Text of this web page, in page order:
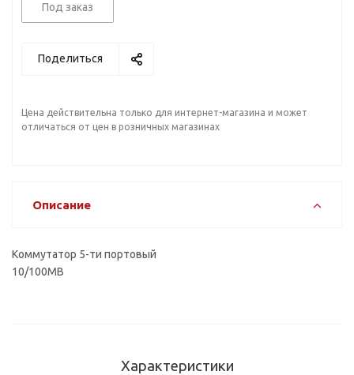
Под заказ
Поделиться
Цена действительна только для интернет-магазина и может
отличаться от цен в розничных магазинах
Описание
Коммутатор 5-ти портовый
10/100MB
Характеристики